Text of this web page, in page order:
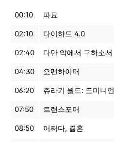
00:10 파묘
02:10 다이하드 4.0
02:40 다만 악에서 구하소서
04:30 오펜하이머
06:20 쥬라기 월드: 도미니언
07:50 트랜스포머
08:50 어쩌다, 결혼